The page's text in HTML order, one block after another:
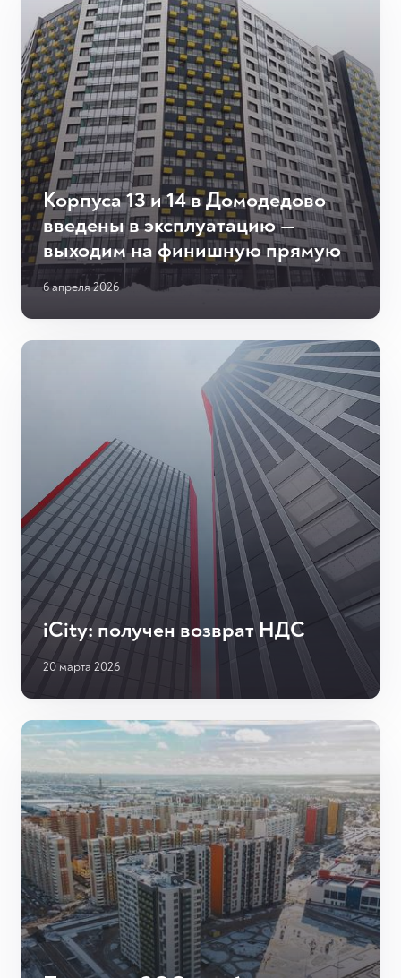
Корпуса 13 и 14 в Домодедово
введены в эксплуатацию —
выходим на финишную прямую
6 апреля 2026
iCity: получен возврат НДС
20 марта 2026